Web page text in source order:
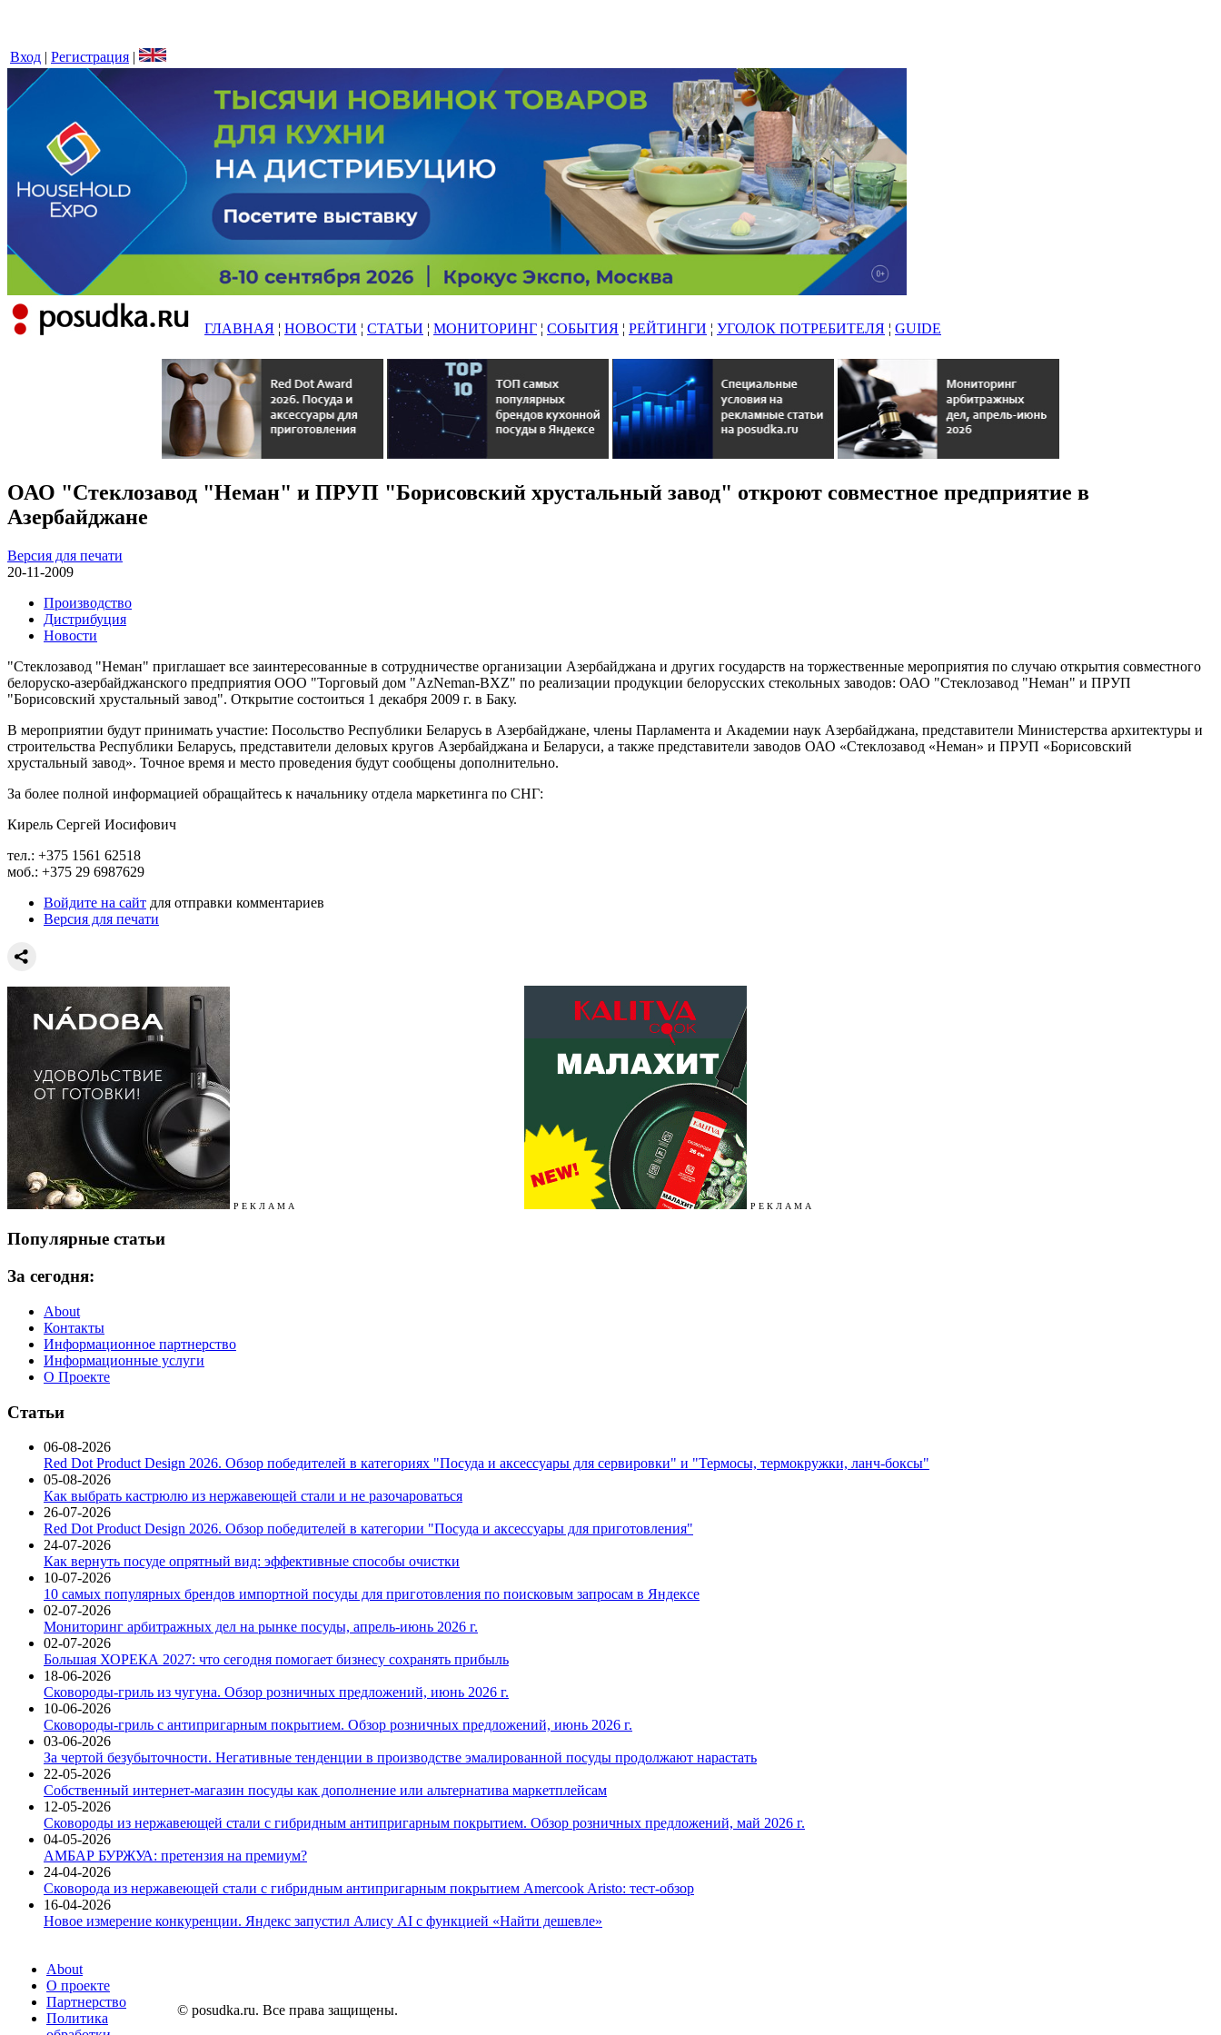
Вход | Регистрация |
ГЛАВНАЯ ¦ НОВОСТИ ¦ СТАТЬИ ¦ МОНИТОРИНГ ¦ СОБЫТИЯ ¦ РЕЙТИНГИ ¦ УГОЛОК ПОТРЕБИТЕЛЯ ¦ GUIDE
ОАО "Стеклозавод "Неман" и ПРУП "Борисовский хрустальный завод" откроют совместное предприятие в
Азербайджане
Версия для печати
20-11-2009
Производство
Дистрибуция
Новости
"Стеклозавод "Неман" приглашает все заинтересованные в сотрудничестве организации Азербайджана и других государств на торжественные мероприятия по случаю открытия совместного
белоруско-азербайджанского предприятия ООО "Торговый дом "AzNeman-BXZ" по реализации продукции белорусских стекольных заводов: ОАО "Стеклозавод "Неман" и ПРУП
"Борисовский хрустальный завод". Открытие состоиться 1 декабря 2009 г. в Баку.
В мероприятии будут принимать участие: Посольство Республики Беларусь в Азербайджане, члены Парламента и Академии наук Азербайджана, представители Министерства архитектуры и
строительства Республики Беларусь, представители деловых кругов Азербайджана и Беларуси, а также представители заводов ОАО «Стеклозавод «Неман» и ПРУП «Борисовский
хрустальный завод». Точное время и место проведения будут сообщены дополнительно.
За более полной информацией обращайтесь к начальнику отдела маркетинга по СНГ:
Кирель Сергей Иосифович
тел.: +375 1561 62518
моб.: +375 29 6987629
Войдите на сайт для отправки комментариев
Версия для печати
Р Е К Л А М А Р Е К Л А М А
Популярные статьи
За сегодня:
About
Контакты
Информационное партнерство
Информационные услуги
О Проекте
Статьи
06-08-2026
Red Dot Product Design 2026. Обзор победителей в категориях "Посуда и аксессуары для сервировки" и "Термосы, термокружки, ланч-боксы"
05-08-2026
Как выбрать кастрюлю из нержавеющей стали и не разочароваться
26-07-2026
Red Dot Product Design 2026. Обзор победителей в категории "Посуда и аксессуары для приготовления"
24-07-2026
Как вернуть посуде опрятный вид: эффективные способы очистки
10-07-2026
10 самых популярных брендов импортной посуды для приготовления по поисковым запросам в Яндексе
02-07-2026
Мониторинг арбитражных дел на рынке посуды, апрель-июнь 2026 г.
02-07-2026
Большая ХОРЕКА 2027: что сегодня помогает бизнесу сохранять прибыль
18-06-2026
Сковороды-гриль из чугуна. Обзор розничных предложений, июнь 2026 г.
10-06-2026
Сковороды-гриль с антипригарным покрытием. Обзор розничных предложений, июнь 2026 г.
03-06-2026
За чертой безубыточности. Негативные тенденции в производстве эмалированной посуды продолжают нарастать
22-05-2026
Собственный интернет-магазин посуды как дополнение или альтернатива маркетплейсам
12-05-2026
Сковороды из нержавеющей стали с гибридным антипригарным покрытием. Обзор розничных предложений, май 2026 г.
04-05-2026
АМБАР БУРЖУА: претензия на премиум?
24-04-2026
Сковорода из нержавеющей стали с гибридным антипригарным покрытием Amercook Aristo: тест-обзор
16-04-2026
Новое измерение конкуренции. Яндекс запустил Алису AI с функцией «Найти дешевле»
About
О проекте
Партнерство
Политика
© posudka.ru. Все права защищены.